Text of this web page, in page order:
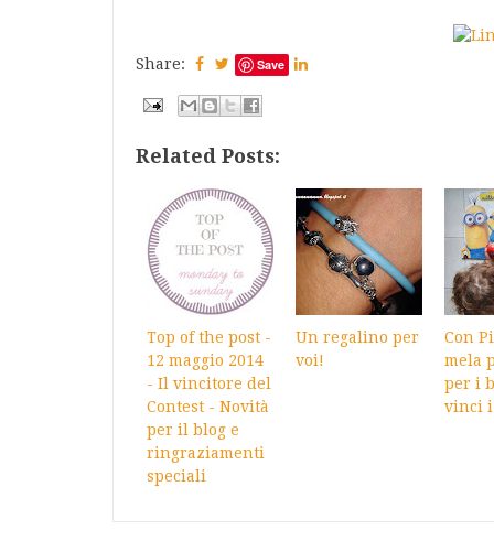
Share: Save
Related Posts:
Top of the post -
12 maggio 2014
- Il vincitore del
Contest - Novità
per il blog e
ringraziamenti
speciali
Un regalino per
voi!
Con
mela
per i
vinci